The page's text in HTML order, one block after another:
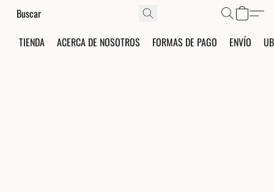
TIENDA ACERCA DE NOSOTROS FORMAS DE PAGO ENVÍO